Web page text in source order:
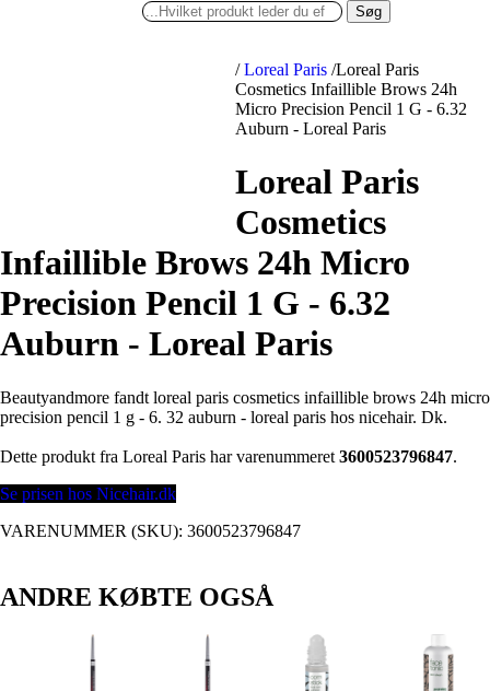
Søg
/ Loreal Paris /Loreal Paris
Cosmetics Infaillible Brows 24h
Micro Precision Pencil 1 G - 6.32
Auburn - Loreal Paris
Loreal Paris
Cosmetics
Infaillible Brows 24h Micro
Precision Pencil 1 G - 6.32
Auburn - Loreal Paris
Beautyandmore fandt loreal paris cosmetics infaillible brows 24h micro
precision pencil 1 g - 6. 32 auburn - loreal paris hos nicehair. Dk.
Dette produkt fra Loreal Paris har varenummeret 3600523796847.
Se prisen hos Nicehair.dk
VARENUMMER (SKU): 3600523796847
ANDRE KØBTE OGSÅ